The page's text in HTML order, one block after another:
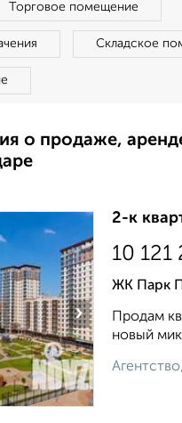
Торговое помещение
Складское
о продаже,
›
2-к
10 121
ЖК Парк
Продам
новый